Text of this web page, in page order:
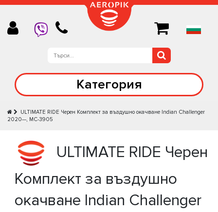
Категория
ULTIMATE RIDE Черен Комплект за въздушно окачване Indian Challenger
2020---, MC-3905
ULTIMATE RIDE Черен
Комплект за въздушно
окачване Indian Challenger